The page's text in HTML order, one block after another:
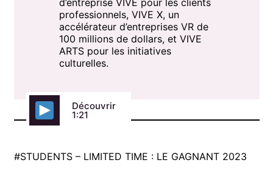
d’entreprise VIVE pour les clients
professionnels, VIVE X, un
accélérateur d’entreprises VR de
100 millions de dollars, et VIVE
ARTS pour les initiatives
culturelles.
Découvrir
1:21
#STUDENTS – LIMITED TIME : LE GAGNANT 2023